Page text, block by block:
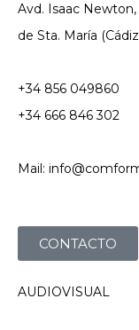
Avd. Isaac Newton,
de Sta. María
+34 856 049860
+34 666 846 302
Mail:
CONTACTO
AUDIOVISUAL